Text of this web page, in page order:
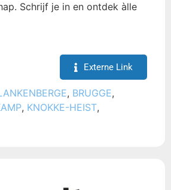
Schrijf je in en ontdek àlle
Externe Link
, BRUGGE,
, KNOKKE-HEIST,